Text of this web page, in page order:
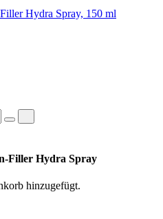
Hydra Spray, 150 ml
Filler Hydra Spray
hinzugefügt.